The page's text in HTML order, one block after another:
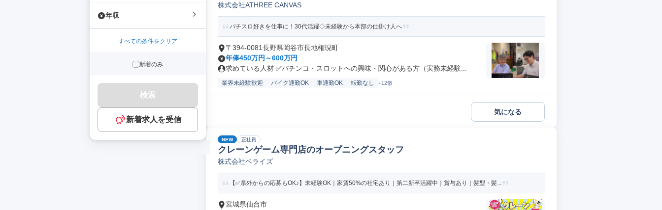
年収
すべての条件をクリア
新着のみ
検索
新着求人を受信
株式会社ATHREE CANVAS
パチスロ好きを仕事に！30代活躍◇未経験から本部の仕掛け人へ
〒394-0081長野県岡谷市長地権現町
年俸450万円～600万円
求めている人材 ✅パチンコ・スロットへの興味・関心がある方（実務未経験...
業界未経験歓迎 バイク通勤OK 車通勤OK 転勤なし +12個
気になる
NEW 正社員
クレーンゲーム専門店のオープニングスタッフ
株式会社ベライズ
【✅️県外からの応募もOK♪】未経験OK｜家賃50%の社宅あり｜第二新卒活躍中｜賞与あり｜髪型・髪...
宮城県仙台市